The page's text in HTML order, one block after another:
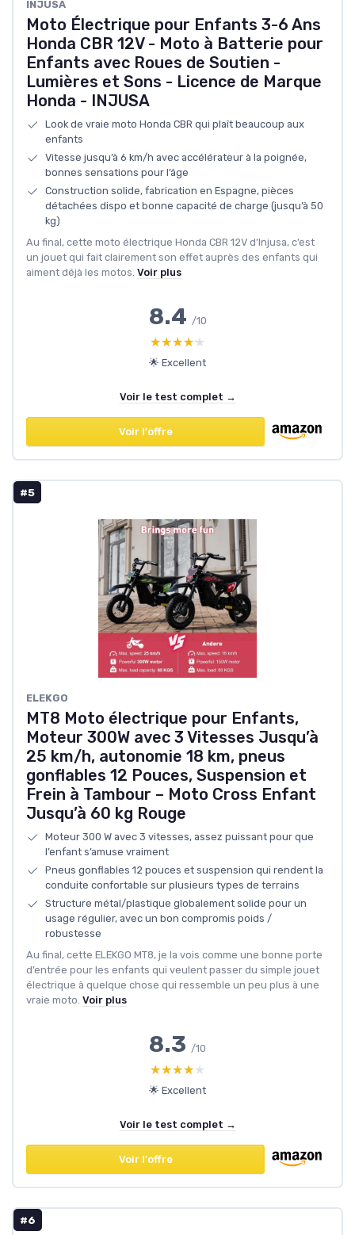
INJUSA
Moto Électrique pour Enfants 3-6 Ans
Honda CBR 12V - Moto à Batterie pour
Enfants avec Roues de Soutien -
Lumières et Sons - Licence de Marque
Honda - INJUSA
Look de vraie moto Honda CBR qui plaît beaucoup aux
enfants
Vitesse jusqu’à 6 km/h avec accélérateur à la poignée,
bonnes sensations pour l’âge
Construction solide, fabrication en Espagne, pièces
détachées dispo et bonne capacité de charge (jusqu’à 50
kg)
Au final, cette moto électrique Honda CBR 12V d’Injusa, c’est
un jouet qui fait clairement son effet auprès des enfants qui
aiment déjà les motos. Voir plus
8.4 /10
★★★★★
★★★★★
🌟 Excellent
Voir le test complet →
Voir l'offre
#5
ELEKGO
MT8 Moto électrique pour Enfants,
Moteur 300W avec 3 Vitesses Jusqu’à
25 km/h, autonomie 18 km, pneus
gonflables 12 Pouces, Suspension et
Frein à Tambour – Moto Cross Enfant
Jusqu’à 60 kg Rouge
Moteur 300 W avec 3 vitesses, assez puissant pour que
l’enfant s’amuse vraiment
Pneus gonflables 12 pouces et suspension qui rendent la
conduite confortable sur plusieurs types de terrains
Structure métal/plastique globalement solide pour un
usage régulier, avec un bon compromis poids /
robustesse
Au final, cette ELEKGO MT8, je la vois comme une bonne porte
d’entrée pour les enfants qui veulent passer du simple jouet
électrique à quelque chose qui ressemble un peu plus à une
vraie moto. Voir plus
8.3 /10
★★★★★
★★★★★
🌟 Excellent
Voir le test complet →
Voir l'offre
#6